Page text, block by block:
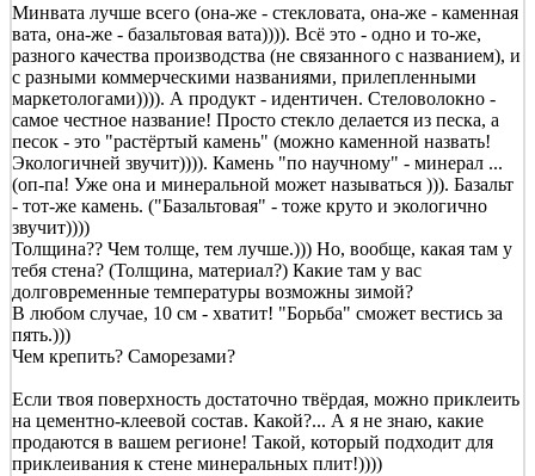
Минвата лучше всего (она-же - стекловата, она-же - каменная
вата, она-же - базальтовая вата)))). Всё это - одно и то-же,
разного качества производства (не связанного с названием), и
с разными коммерческими названиями, прилепленными
маркетологами)))). А продукт - идентичен. Стеловолокно -
самое честное название! Просто стекло делается из песка, а
песок - это "растёртый камень" (можно каменной назвать!
Экологичней звучит)))). Камень "по научному" - минерал ...
(оп-па! Уже она и минеральной может называться ))). Базальт
- тот-же камень. ("Базальтовая" - тоже круто и экологично
звучит))))
Толщина?? Чем толще, тем лучше.))) Но, вообще, какая там у
тебя стена? (Толщина, материал?) Какие там у вас
долговременные температуры возможны зимой?
В любом случае, 10 см - хватит! "Борьба" сможет вестись за
пять.)))
Чем крепить? Саморезами?
Если твоя поверхность достаточно твёрдая, можно приклеить
на цементно-клеевой состав. Какой?... А я не знаю, какие
продаются в вашем регионе! Такой, который подходит для
приклеивания к стене минеральных плит!))))